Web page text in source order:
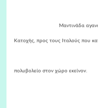
Μαντινάδα
Κατοχής, προς τους Ιταλούς που
για
πολυβολείο στον χώρο εκείνον.
Tό